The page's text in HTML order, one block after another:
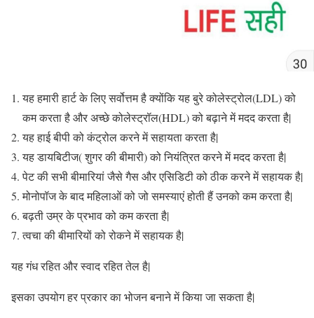
यह हमारी हार्ट के लिए सर्वोत्तम है क्योंकि यह बुरे कोलेस्ट्रोल(LDL) को
कम करता है और अच्छे कोलेस्ट्रॉल(HDL) को बढ़ाने में मदद करता है|
यह हाई बीपी को कंट्रोल करने में सहायता करता है|
यह डायबिटीज( शुगर की बीमारी) को नियंत्रित करने में मदद करता है|
पेट की सभी बीमारियां जैसे गैस और एसिडिटी को ठीक करने में सहायक है|
मोनोपॉज के बाद महिलाओं को जो समस्याएं होती हैं उनको कम करता है|
बढ़ती उम्र के प्रभाव को कम करता है|
त्वचा की बीमारियों को रोकने में सहायक है|
यह गंध रहित और स्वाद रहित तेल है|
इसका उपयोग हर प्रकार का भोजन बनाने में किया जा सकता है|